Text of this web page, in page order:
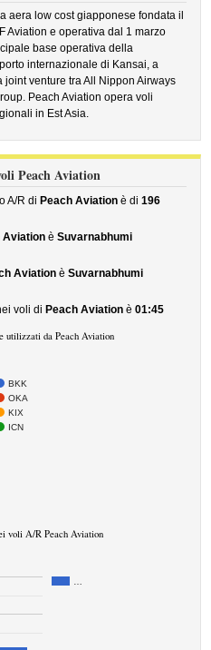
aera low cost giapponese fondata il
Aviation e operativa dal 1 marzo
base operativa della
internazionale di Kansai, a
joint venture tra All Nippon Airways
Peach Aviation opera voli
in Est Asia.
Peach Aviation
A/R di Peach Aviation è di196
Aviation èSuvarnabhumi
Aviation èSuvarnabhumi
voli di Peach Aviation è01:45
utilizzati da Peach Aviation
BKK
OKA
KIX
ICN
voli A/R Peach Aviation